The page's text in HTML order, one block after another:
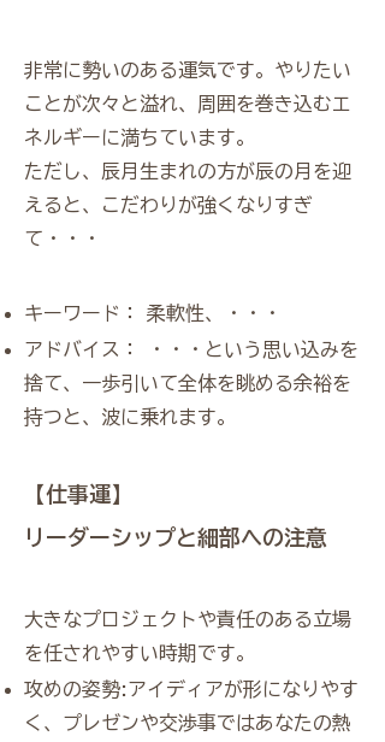
非常に勢いのある運気です。やりたい
ことが次々と溢れ、周囲を巻き込むエ
ネルギーに満ちています。
ただし、辰月生まれの方が辰の月を迎
えると、こだわりが強くなりすぎ
て・・・
キーワード： 柔軟性、・・・
アドバイス： ・・・という思い込みを
捨て、一歩引いて全体を眺める余裕を
持つと、波に乗れます。
【仕事運】
リーダーシップと細部への注意
大きなプロジェクトや責任のある立場
を任されやすい時期です。
攻めの姿勢:アイディアが形になりやす
く、プレゼンや交渉事ではあなたの熱